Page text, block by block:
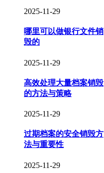
2025-11-29
哪里可以做银行文件销
毁的
2025-11-29
高效处理大量档案销毁
的方法与策略
2025-11-29
过期档案的安全销毁方
法与重要性
2025-11-29